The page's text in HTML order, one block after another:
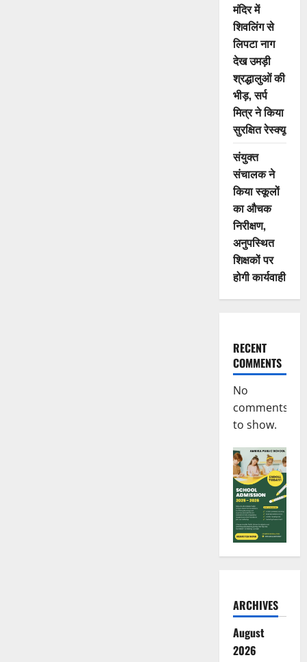
मंदिर में
शिवलिंग से
लिपटा नाग
देख उमड़ी
श्रद्धालुओं की
भीड़, सर्प
मित्र ने किया
सुरक्षित रेस्क्यू
संयुक्त
संचालक ने
किया स्कूलों
का औचक
निरीक्षण,
अनुपस्थित
शिक्षकों पर
होगी कार्यवाही
RECENT
COMMENTS
No
comments
to show.
ARCHIVES
August
2026